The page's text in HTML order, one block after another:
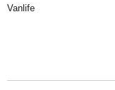
Vanlife